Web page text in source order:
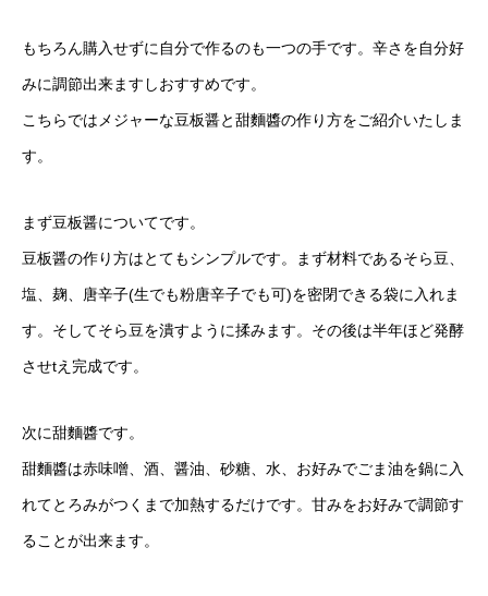
もちろん購入せずに自分で作るのも一つの手です。辛さを自分好
みに調節出来ますしおすすめです。
こちらではメジャーな豆板醤と甜麵醬の作り方をご紹介いたしま
す。
まず豆板醤についてです。
豆板醤の作り方はとてもシンプルです。まず材料であるそら豆、
塩、麹、唐辛子(生でも粉唐辛子でも可)を密閉できる袋に入れま
す。そしてそら豆を潰すように揉みます。その後は半年ほど発酵
させtえ完成です。
次に甜麵醬です。
甜麵醬は赤味噌、酒、醤油、砂糖、水、お好みでごま油を鍋に入
れてとろみがつくまで加熱するだけです。甘みをお好みで調節す
ることが出来ます。